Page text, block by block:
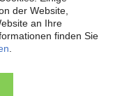
polyethylen
polyamid
werke